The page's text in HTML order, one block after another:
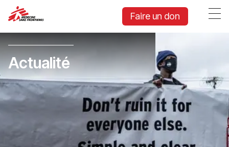
Faire un don
Actualité